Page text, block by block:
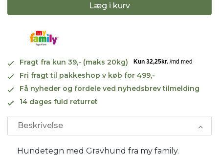
Læg i kurv
Fragt fra kun 39,- (maks 20kg)
Fri fragt til pakkeshop v køb for 499,-
Få nyheder og fordele ved nyhedsbrev tilmelding
14 dages fuld returret
Beskrivelse
Hundetegn med Gravhund fra my family.